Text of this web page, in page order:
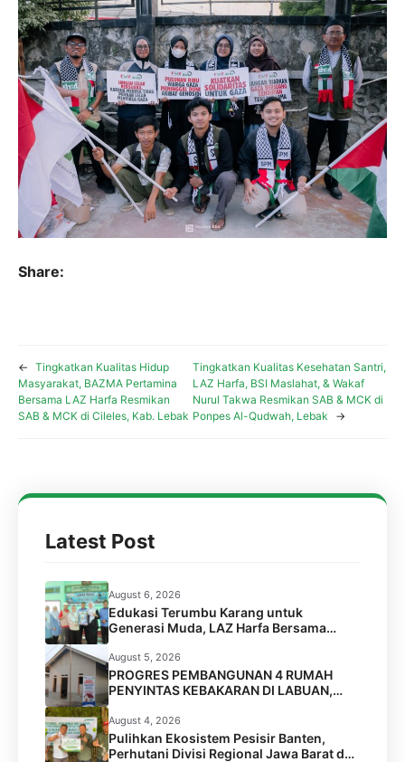
Share:
← Tingkatkan Kualitas Hidup
Masyarakat, BAZMA Pertamina
Bersama LAZ Harfa Resmikan
SAB & MCK di Cileles, Kab. Lebak
Tingkatkan Kualitas Kesehatan Santri,
LAZ Harfa, BSI Maslahat, & Wakaf
Nurul Takwa Resmikan SAB & MCK di
Ponpes Al-Qudwah, Lebak
→
Latest Post
August 6, 2026
Edukasi Terumbu Karang untuk
Generasi Muda, LAZ Harfa Bersama
FPTK Banten & Squad Pulau Merak Besar
Gelar Coral Reef Goes to School di SMPN
6 Kota Cilegon
August 5, 2026
PROGRES PEMBANGUNAN 4 RUMAH
PENYINTAS KEBAKARAN DI LABUAN,
PANDEGLANG
August 4, 2026
Pulihkan Ekosistem Pesisir Banten,
Perhutani Divisi Regional Jawa Barat dan